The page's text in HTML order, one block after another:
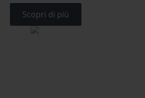
Scopri di più